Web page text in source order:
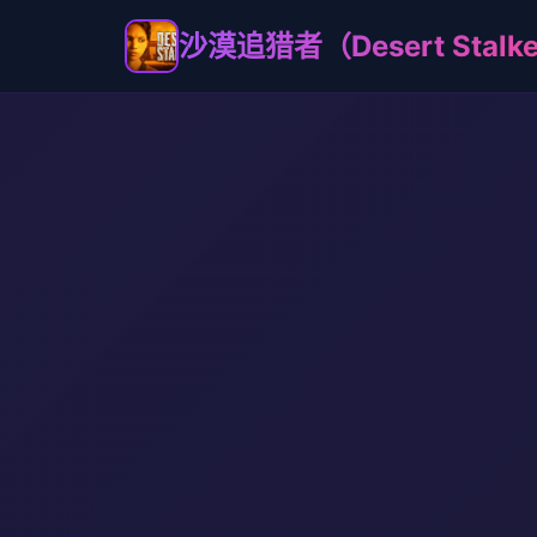
沙漠追猎者（Desert